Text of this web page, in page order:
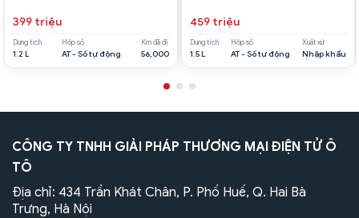
399 triệu
Dung tích
1.2 L
Hộp số
AT - Số tự động
Km đã đi
56,000
459 triệu
Dung tích
1.5 L
Hộp số
AT - Số tự động
Xuất xứ
Nhập khẩu
CÔNG TY TNHH GIẢI PHÁP THƯƠNG MẠI ĐIỆN TỬ Ô
TÔ
Địa chỉ: 434 Trần Khát Chân, P. Phố Huế, Q. Hai Bà
Trưng, Hà Nội